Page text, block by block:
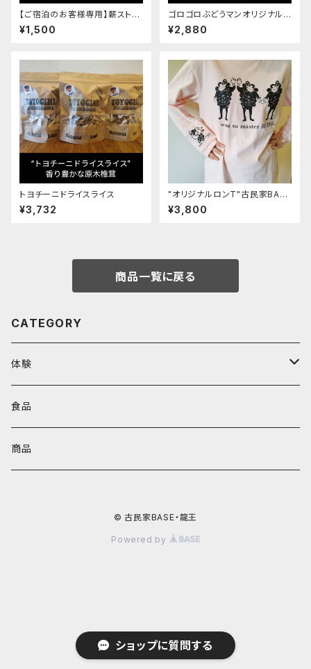
ショップに質問する
【ご宿泊のお客様専用】薪ストー
ブ用の薪
¥1,500
ゴロゴロぶどうマンオリジナルタ
オル
¥2,880
トヨチーニドライスライス
¥3,732
"オリジナルロンT"古民家BAS
E・龍王と神仏習合（3色ありま
す）
¥3,800
商品一覧に戻る
CATEGORY
体験
宿泊体験
食品
商品
© 古民家BASE・龍王
Powered by